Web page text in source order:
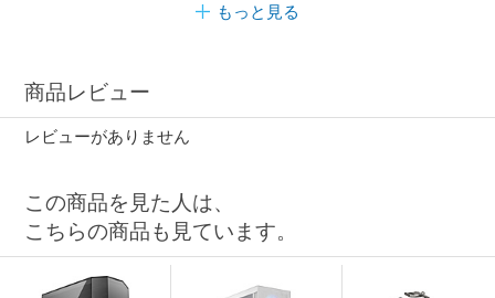
もっと見る
商品レビュー
レビューがありません
この商品を見た人は、
こちらの商品も見ています。